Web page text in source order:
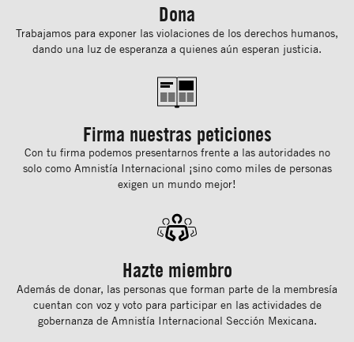
Dona
Trabajamos para exponer las violaciones de los derechos humanos,
dando una luz de esperanza a quienes aún esperan justicia.
Firma nuestras peticiones
Con tu ﬁrma podemos presentarnos frente a las autoridades no
solo como Amnistía Internacional ¡sino como miles de personas
exigen un mundo mejor!
Hazte miembro
Además de donar, las personas que forman parte de la membresía
cuentan con voz y voto para participar en las actividades de
gobernanza de Amnistía Internacional Sección Mexicana.